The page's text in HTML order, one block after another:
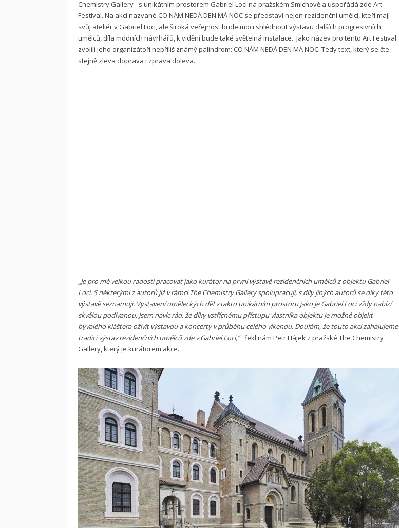
Chemistry Gallery - s unikátním prostorem Gabriel Loci na pražském Smíchově a uspořádá zde Art
Festival. Na akci nazvané CO NÁM NEDÁ DEN MÁ NOC se představí nejen rezidenční umělci, kteří mají
svůj ateliér v Gabriel Loci, ale široká veřejnost bude moci shlédnout výstavu dalších progresivních
umělců, díla módních návrhářů, k vidění bude také světelná instalace. Jako název pro tento Art Festival
zvolili jeho organizátoři nepříliš známý palindrom: CO NÁM NEDÁ DEN MÁ NOC. Tedy text, který se čte
stejně zleva doprava i zprava doleva.
„Je pro mě velkou radostí pracovat jako kurátor na první výstavě rezidenčních umělců z objektu Gabriel
Loci. S některými z autorů již v rámci The Chemistry Gallery spolupracuji, s díly jiných autorů se díky této
výstavě seznamuji. Vystavení uměleckých děl v takto unikátním prostoru jako je Gabriel Loci vždy nabízí
skvělou podívanou. Jsem navíc rád, že díky vstřícnému přístupu vlastníka objektu je možné objekt
bývalého kláštera oživit výstavou a koncerty v průběhu celého víkendu. Doufám, že touto akcí zahajujeme
tradici výstav rezidenčních umělců zde v Gabriel Loci,”řekl nám Petr Hájek z pražské The Chemistry
Gallery, který je kurátorem akce.